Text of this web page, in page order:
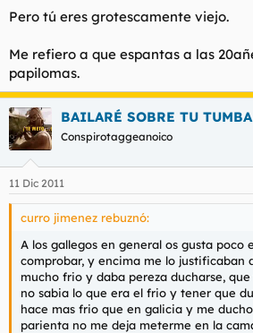
Pero tú eres grotescamente viejo.
Me refiero a que espantas a las
papilomas.
BAILARÉ SOBRE TU TUMBA
Conspirotaggeanoico
11 Dic 2011
curro jimenez rebuznó:
A los gallegos en general os gusta poco
comprobar, y encima me lo justificaban
mucho frio y daba pereza ducharse,
no sabia lo que era el frio y tener que
hace mas frio que en galicia y me
parienta no me deja meterme en la